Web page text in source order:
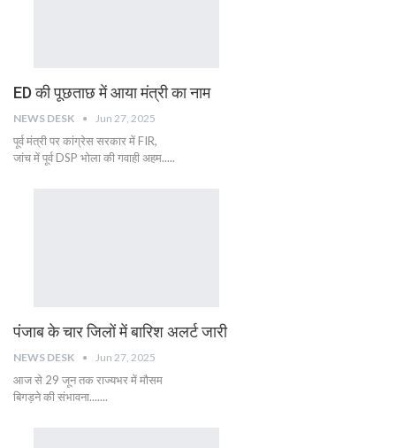
ED की पूछताछ में आया मंत्री का नाम
NEWS DESK Jun 27, 2025
पूर्व मंत्री पर कांग्रेस सरकार में FIR,
जांच में पूर्व DSP भोला की गवाही अहम.....
पंजाब के चार जिलों में बारिश अलर्ट जारी
NEWS DESK Jun 27, 2025
आज से 29 जून तक राज्यभर में मौसम
बिगड़ने की संभावना.......